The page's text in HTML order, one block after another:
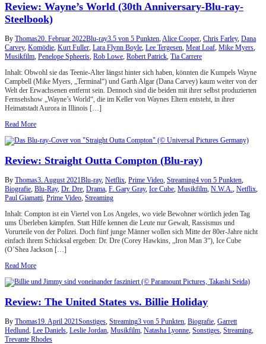
Review: Wayne’s World (30th Anniversary-Blu-ray-
Steelbook)
By Thomas20. Februar 2022Blu-ray3.5 von 5 Punkten,Alice Cooper, Chris Farley, Dana
Carvey, Komödie, Kurt Fuller, Lara Flynn Boyle, Lee Tergesen, Meat Loaf, Mike Myers,
Musikfilm, Penelope Spheeris, Rob Lowe, Robert Patrick, Tia Carrere
Inhalt: Obwohl sie das Teenie-Alter längst hinter sich haben, könnten die Kumpels Wayne
Campbell (Mike Myers, „Terminal“) und Garth Algar (Dana Carvey) kaum weiter von der
Welt der Erwachsenen entfernt sein. Dennoch sind die beiden mit ihrer selbst produzierten
Fernsehshow „Wayne’s World“, die im Keller von Waynes Eltern entsteht, in ihrer
Heimatstadt Aurora in Illinois […]
Read More
Review: Straight Outta Compton (Blu-ray)
By Thomas3. August 2021Blu-ray, Netflix, Prime Video, Streaming4 von 5 Punkten,
Biografie, Blu-Ray, Dr. Dre, Drama, F. Gary Gray, Ice Cube, Musikfilm, N.W.A., Netflix,
Paul Giamatti, Prime Video, Streaming
Inhalt: Compton ist ein Viertel von Los Angeles, wo viele Bewohner wörtlich jeden Tag
ums Überleben kämpfen. Statt Hilfe kennen die Leute nur Gewalt, Rassismus und
Vorurteile von der Polizei. Doch fünf junge Männer wollen sich Mitte der 80er-Jahre nicht
einfach ihrem Schicksal ergeben: Dr. Dre (Corey Hawkins, „Iron Man 3“), Ice Cube
(O’Shea Jackson […]
Read More
Review: The United States vs. Billie Holiday
By Thomas19. April 2021Sonstiges Streaming3 von 5 Punkten Biografie Garrett
Hedlund Lee Daniels Leslie Jordan Musikfilm Natasha Lyonne Sonstiges Streaming
Trevante Rhodes